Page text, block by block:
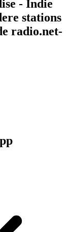
- Indie
stations
radio.net-